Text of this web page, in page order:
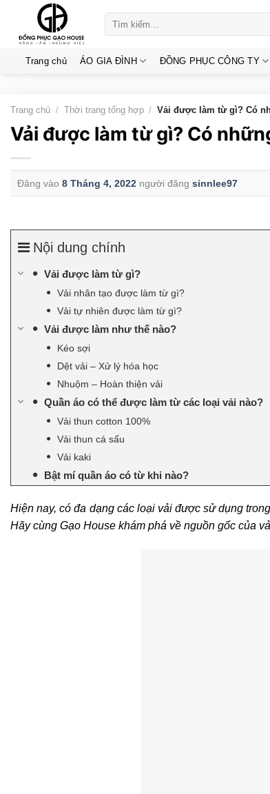
content
Trang chủ ÁO GIA ĐÌNH ĐỒNG PHỤC CÔNG TY
Trang chủ / Thời trang tổng hợp / Vải được làm từ gì? Có
Vải được làm từ gì? Có
Đăng vào 8 Tháng 4, 2022 người đăng sinnlee97
Nội dung chính
Vải được làm từ gì?
Vải nhân tạo được làm từ gì?
Vải tự nhiên được làm từ gì?
Vải được làm như thế nào?
Kéo sợi
Dệt vải – Xử lý hóa học
Nhuộm – Hoàn thiện vải
Quần áo có thể được làm từ các loại vải nào?
Vải thun cotton 100%
Vải thun cá sấu
Vải kaki
Bật mí quần áo có từ khi nào?
Hiện nay, có đa dạng các loại vải được sử dụng
Hãy cùng Gạo House khám phá về nguồn gốc của